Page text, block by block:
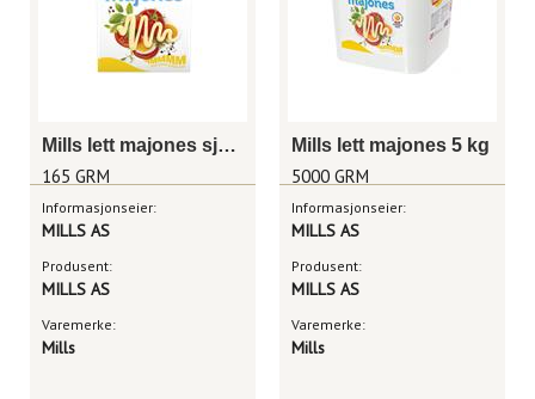
Mills lett majones sjaktel 165g
165 GRM
Informasjonseier:
MILLS AS
Produsent:
MILLS AS
Varemerke:
Mills
Mills lett majones 5 kg
5000 GRM
Informasjonseier:
MILLS AS
Produsent:
MILLS AS
Varemerke:
Mills